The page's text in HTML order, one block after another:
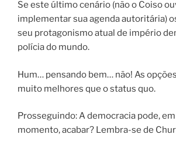
Se este último cenário (não o Coiso
implementar sua agenda autoritária)
seu protagonismo atual de império
polícia do mundo.
Hum… pensando bem… não! As
muito melhores que o status quo.
Prosseguindo: A democracia pode,
momento, acabar? Lembra-se de